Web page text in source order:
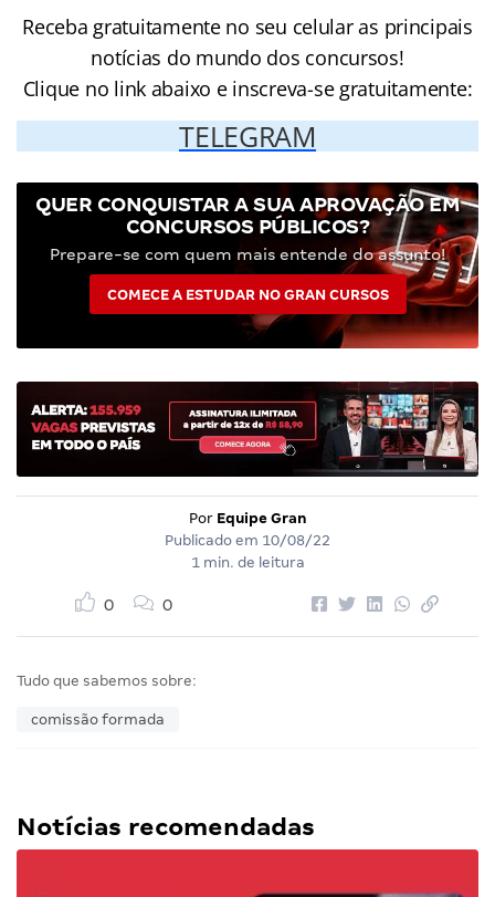
Receba gratuitamente no seu celular as principais
notícias do mundo dos concursos!
Clique no link abaixo e inscreva-se gratuitamente:
TELEGRAM
QUER CONQUISTAR A SUA APROVAÇÃO EM
CONCURSOS PÚBLICOS?
Prepare-se com quem mais entende do assunto!
COMECE A ESTUDAR NO GRAN CURSOS
Por Equipe Gran
Publicado em 10/08/22
1 min. de leitura
0 0
Tudo que sabemos sobre:
comissão formada
Notícias recomendadas